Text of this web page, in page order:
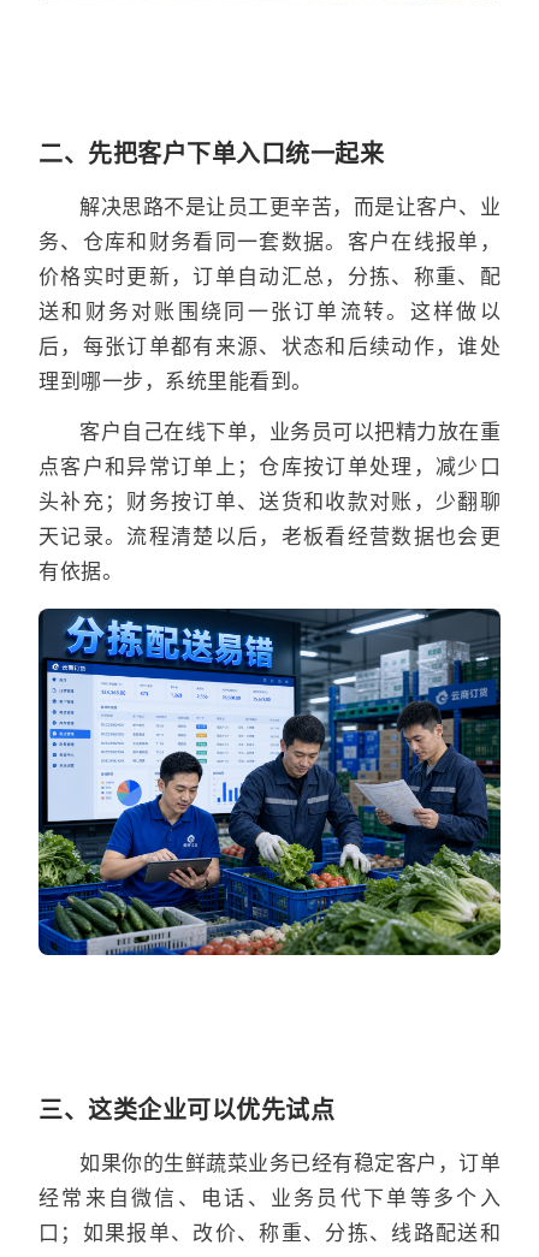
二、先把客户下单入口统一起来
解决思路不是让员工更辛苦，而是让客户、业
务、仓库和财务看同一套数据。客户在线报单，
价格实时更新，订单自动汇总，分拣、称重、配
送和财务对账围绕同一张订单流转。这样做以
后，每张订单都有来源、状态和后续动作，谁处
理到哪一步，系统里能看到。
客户自己在线下单，业务员可以把精力放在重
点客户和异常订单上；仓库按订单处理，减少口
头补充；财务按订单、送货和收款对账，少翻聊
天记录。流程清楚以后，老板看经营数据也会更
有依据。
三、这类企业可以优先试点
如果你的生鲜蔬菜业务已经有稳定客户，订单
经常来自微信、电话、业务员代下单等多个入
口；如果报单、改价、称重、分拣、线路配送和